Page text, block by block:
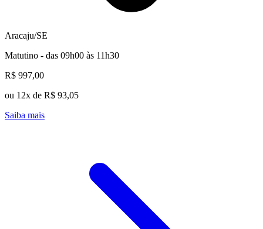
Aracaju/SE
Matutino - das 09h00 às 11h30
R$ 997,00
ou 12x de R$ 93,05
Saiba mais